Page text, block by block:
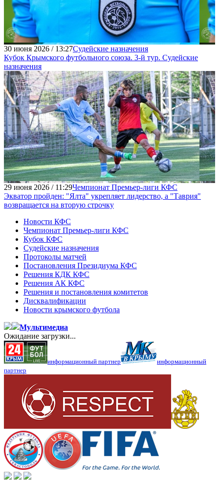
30 июня 2026 / 13:27Судейские назначения
Кубок Крымского футбольного союза. 3-й тур. Судейские
назначения
29 июня 2026 / 11:29Чемпионат Премьер-лиги КФС
Экватор пройден: "Ялта" укрепляет лидерство, а "Таврия"
возвращается на вторую строчку
Новости КФС
Чемпионат Премьер-лиги КФС
Кубок КФС
Судейские назначения
Протоколы матчей
Постановления Президиума КФС
Решения КДК КФС
Решения АК КФС
Решения и постановления комитетов
Дисквалификации
Новости крымского футбола
Мультимедиа
Ожидание загрузки...
информационный партнер
информационный
партнер